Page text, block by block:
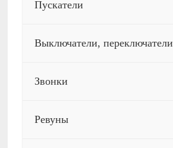
Пускатели
Выключатели, переключатели
Звонки
Ревуны